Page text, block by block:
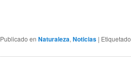
Publicado en Naturaleza, Noticias | Etiquetado